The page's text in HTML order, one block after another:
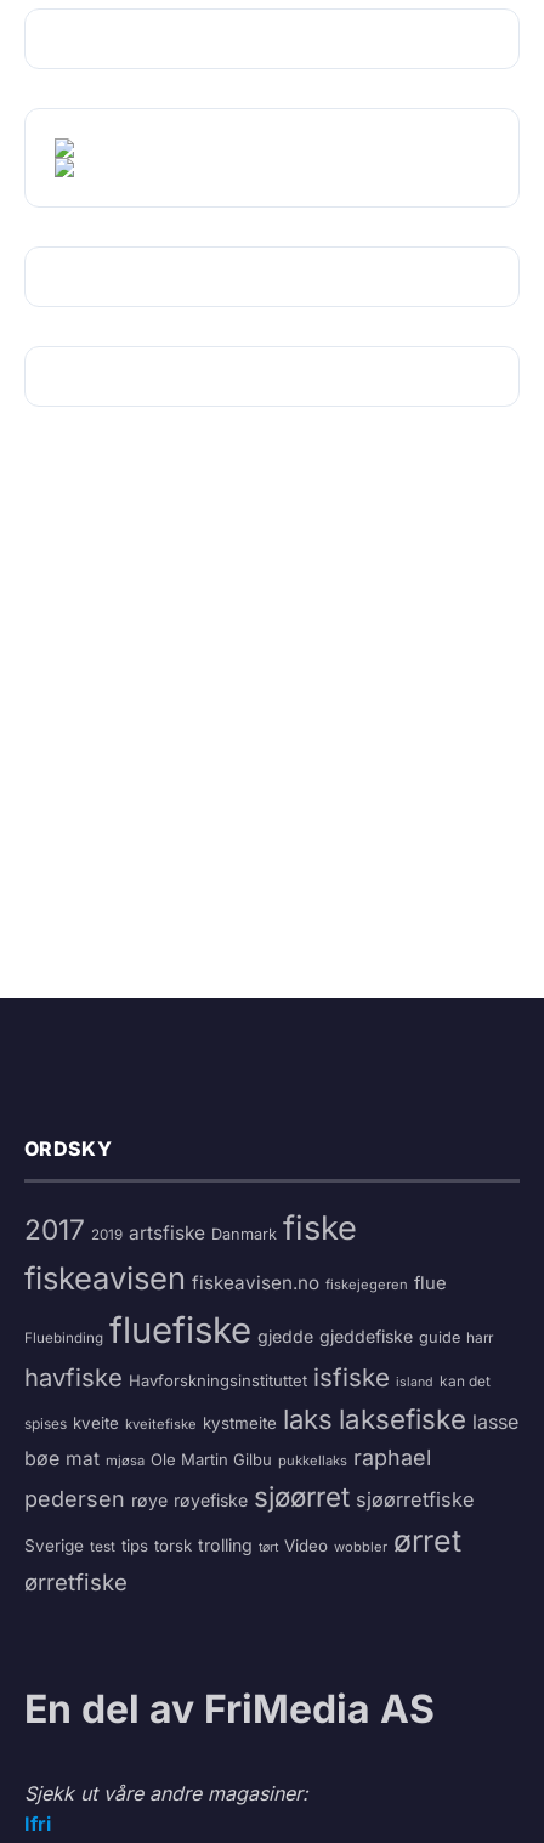
ORDSKY
2017 2019 artsfiske Danmark fiske
fiskeavisen fiskeavisen.no fiskejegeren flue
Fluebinding fluefiske gjedde gjeddefiske guide harr
havfiske Havforskningsinstituttet isfiske island kan det
spises kveite kveitefiske kystmeite laks laksefiske lasse
bøe mat mjøsa Ole Martin Gilbu pukkellaks raphael
pedersen røye røyefiske sjøørret sjøørretfiske
Sverige test tips torsk trolling tørt Video wobbler ørret
ørretfiske
En del av FriMedia AS
Sjekk ut våre andre magasiner:
Ifri